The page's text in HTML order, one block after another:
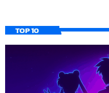
TOP 10